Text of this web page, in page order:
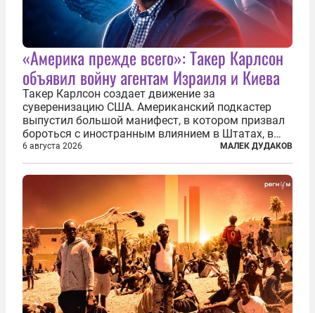
«Америка прежде всего»: Такер Карлсон
объявил войну агентам Израиля и Киева
Такер Карлсон создает движение за
суверенизацию США. Американский подкастер
выпустил большой манифест, в котором призвал
бороться с иностранным влиянием в Штатах, в
первую очередь имея в виду Израиль. А также
прекратить заморские войны, выплатить
репарации Ирану, остановить прием мигрантов...
6 августа 2026 МАЛЕК ДУДАКОВ